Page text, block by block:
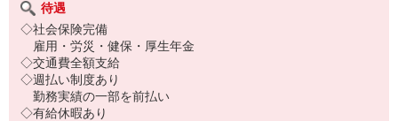
待遇
◇社会保険完備
雇用・労災・健保・厚生年金
◇交通費全額支給
◇週払い制度あり
勤務実績の一部を前払い
◇有給休暇あり